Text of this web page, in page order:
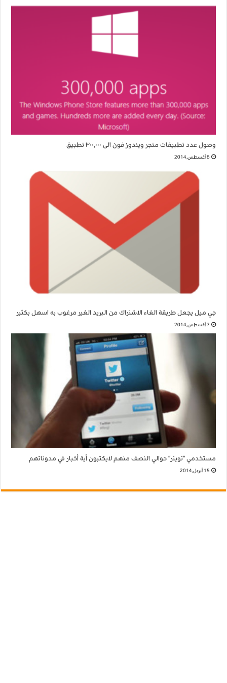
وصول عدد تطبيقات متجر ويندوز فون الى ٣٠٠,٠٠٠ تطبيق
8 أغسطس,2014
جي ميل يجعل طريقة الغاء الاشتراك من البريد الغير مرغوب به اسهل بكثير
7 أغسطس,2014
مستخدمي “تويتر” حوالي النصف منهم لايكتبون أية أخبار في مدوناتهم
15 أبريل,2014